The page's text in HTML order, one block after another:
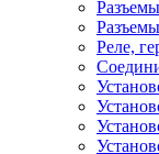
Реле,